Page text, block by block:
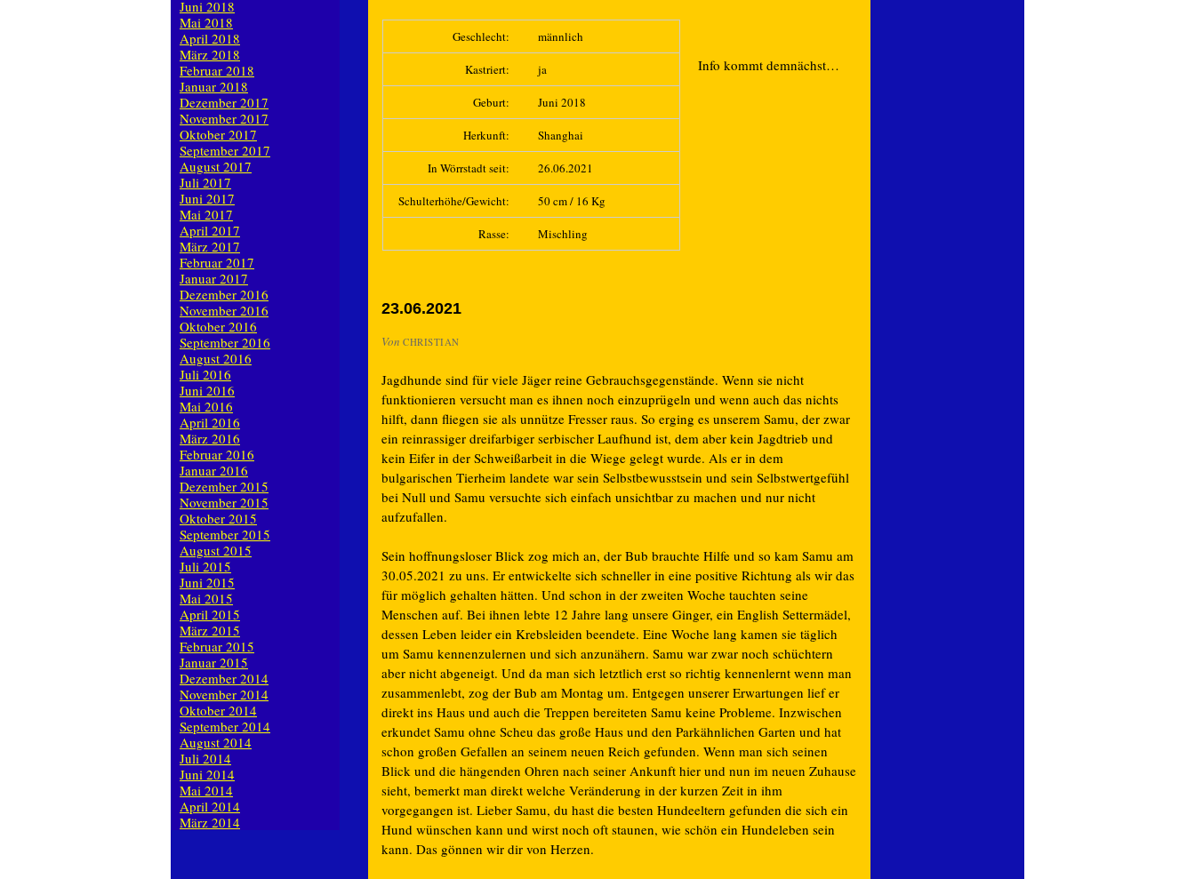
Geschlecht: männlich
Kastriert: ja
Geburt: Juni 2018
Herkunft: Shanghai
In Wörrstadt seit: 26.06.2021
Schulterhöhe/Gewicht: 50 cm / 16 Kg
Rasse: Mischling
Info kommt demnächst…
23.06.2021
Von CHRISTIAN
Jagdhunde sind für viele Jäger reine Gebrauchsgegenstände. Wenn sie nicht
funktionieren versucht man es ihnen noch einzuprügeln und wenn auch das nichts
hilft, dann fliegen sie als unnütze Fresser raus. So erging es unserem Samu, der zwar
ein reinrassiger dreifarbiger serbischer Laufhund ist, dem aber kein Jagdtrieb und
kein Eifer in der Schweißarbeit in die Wiege gelegt wurde. Als er in dem
bulgarischen Tierheim landete war sein Selbstbewusstsein und sein Selbstwertgefühl
bei Null und Samu versuchte sich einfach unsichtbar zu machen und nur nicht
aufzufallen.
Sein hoffnungsloser Blick zog mich an, der Bub brauchte Hilfe und so kam Samu am
30.05.2021 zu uns. Er entwickelte sich schneller in eine positive Richtung als wir das
für möglich gehalten hätten. Und schon in der zweiten Woche tauchten seine
Menschen auf. Bei ihnen lebte 12 Jahre lang unsere Ginger, ein English Settermädel,
dessen Leben leider ein Krebsleiden beendete. Eine Woche lang kamen sie täglich
um Samu kennenzulernen und sich anzunähern. Samu war zwar noch schüchtern
aber nicht abgeneigt. Und da man sich letztlich erst so richtig kennenlernt wenn man
zusammenlebt, zog der Bub am Montag um. Entgegen unserer Erwartungen lief er
direkt ins Haus und auch die Treppen bereiteten Samu keine Probleme. Inzwischen
erkundet Samu ohne Scheu das große Haus und den Parkähnlichen Garten und hat
schon großen Gefallen an seinem neuen Reich gefunden. Wenn man sich seinen
Blick und die hängenden Ohren nach seiner Ankunft hier und nun im neuen Zuhause
sieht, bemerkt man direkt welche Veränderung in der kurzen Zeit in ihm
vorgegangen ist. Lieber Samu, du hast die besten Hundeeltern gefunden die sich ein
Hund wünschen kann und wirst noch oft staunen, wie schön ein Hundeleben sein
kann. Das gönnen wir dir von Herzen.
Juni 2018
Mai 2018
April 2018
März 2018
Februar 2018
Januar 2018
Dezember 2017
November 2017
Oktober 2017
September 2017
August 2017
Juli 2017
Juni 2017
Mai 2017
April 2017
März 2017
Februar 2017
Januar 2017
Dezember 2016
November 2016
Oktober 2016
September 2016
August 2016
Juli 2016
Juni 2016
Mai 2016
April 2016
März 2016
Februar 2016
Januar 2016
Dezember 2015
November 2015
Oktober 2015
September 2015
August 2015
Juli 2015
Juni 2015
Mai 2015
April 2015
März 2015
Februar 2015
Januar 2015
Dezember 2014
November 2014
Oktober 2014
September 2014
August 2014
Juli 2014
Juni 2014
Mai 2014
April 2014
März 2014